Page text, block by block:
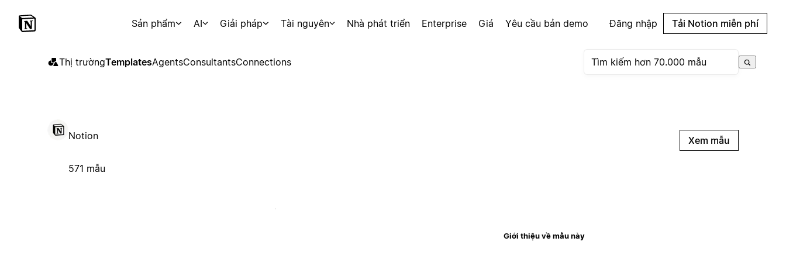
Sản phẩm AI Giải pháp Tài nguyên Nhà phát triển Enterprise Giá Yêu cầu bản demo Đăng nhập Tải Notion miễn phí
Thị trườngTemplatesAgentsConsultantsConnections
Notion
571 mẫu
Xem mẫu
Giới thiệu về mẫu này